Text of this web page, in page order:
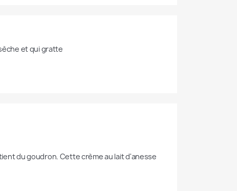
et qui gratte
du goudron. Cette crème au lait d'anesse
×